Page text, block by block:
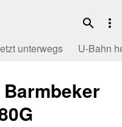
unterwegs U-Bahn